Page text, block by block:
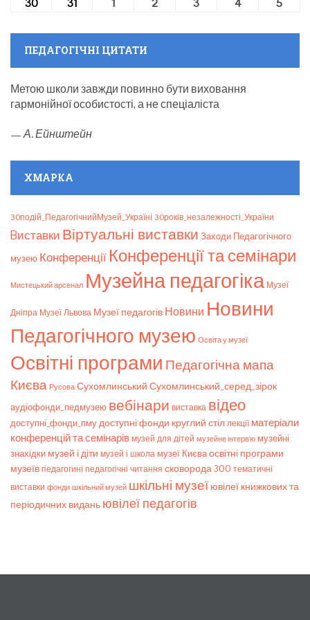
3030.12.2024
31 31.12.2024
1 01.01.2025
2 02.01.2025
3 03.01.2025
404.01.2025
5
ПЕДАГОГІЧНІ ЦИТАТИ
Метою школи завжди повинно бути виховання
гармонійної особистості, а не спеціаліста
—А. Ейнштейн
ХМАРКА
30подій_ПедагогічнийМузей_Україні 30років_незалежності_України
Bиставки Віртуальні виставки Заходи Педагогічного
музею Конференції Конференції та семінари
Мистецький арсенал Музейна педагогіка Музеї
Дніпра Музеї Львова Музеї педагогів Новини Новини
Педагогічного музею Освіта у музеї
Освітні програми Педагогічна мапа
Києва Русова Сухомлинський Сухомлинський_серед_зірок
аудіофонди_педмузею вебінари виставка відео
доступні_фонди_пмудоступні фонди круглий стіл лекції матеріали
конференцій та семінарів музей для дітей музейне інтерв’ю музейні
знахідки музей і діти музей і школа музеї Києваосвітні програми
музеїв педагогині педагогічні читання сковорода 300 тематичні
виставки фонди шкільний музей шкільні музеї ювілеї книжкових та
періодичних видань ювілеї педагогів